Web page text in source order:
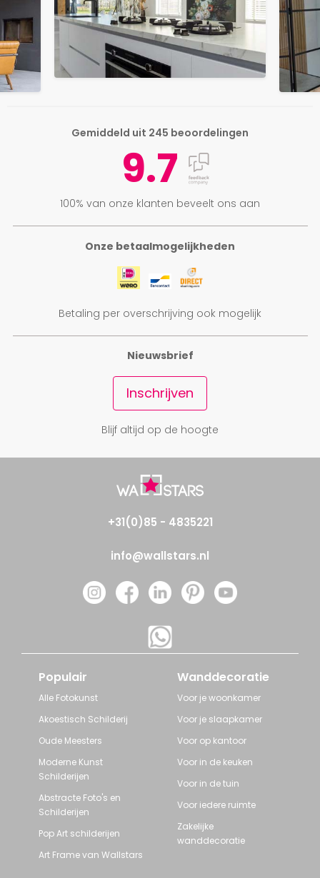
Onze betaalmogelijkheden
Betaling per overschrijving ook mogelijk
Gemiddeld uit 245 beoordelingen
9.7
100% van onze klanten beveelt ons aan
Nieuwsbrief
Inschrijven
Blijf altijd op de hoogte
+31(0)85 - 4835221
info@wallstars.nl
Populair
Alle Fotokunst
Akoestisch Schilderij
Oude Meesters
Moderne Kunst
Schilderijen
Abstracte Foto's en
Schilderijen
Pop Art schilderijen
Art Frame van Wallstars
Wanddecoratie
Voor je woonkamer
Voor je slaapkamer
Voor op kantoor
Voor in de keuken
Voor in de tuin
Voor iedere ruimte
Zakelijke
wanddecoratie